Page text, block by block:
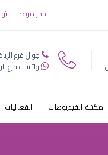
حجز موعد
جوال فرع
واتساب فرع
مكتبة الفيديوهات الفعاليات